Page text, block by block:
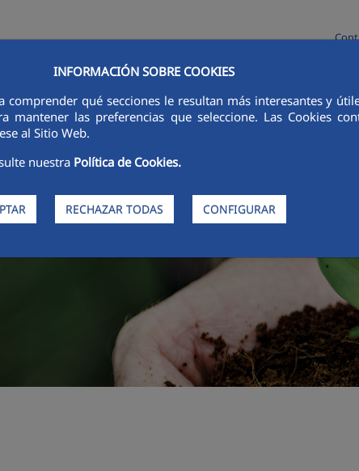
INFORMACIÓN SOBRE COOKIES
comprender qué secciones le resultan más interesantes y
las preferencias que seleccione. Las Cookies
al Sitio Web.
nuestra Política de Cookies.
RECHAZAR TODAS CONFIGURAR
INNOVACIÓN DIXITALIZACIÓN SOSTIBILIDADE ÉTICA E